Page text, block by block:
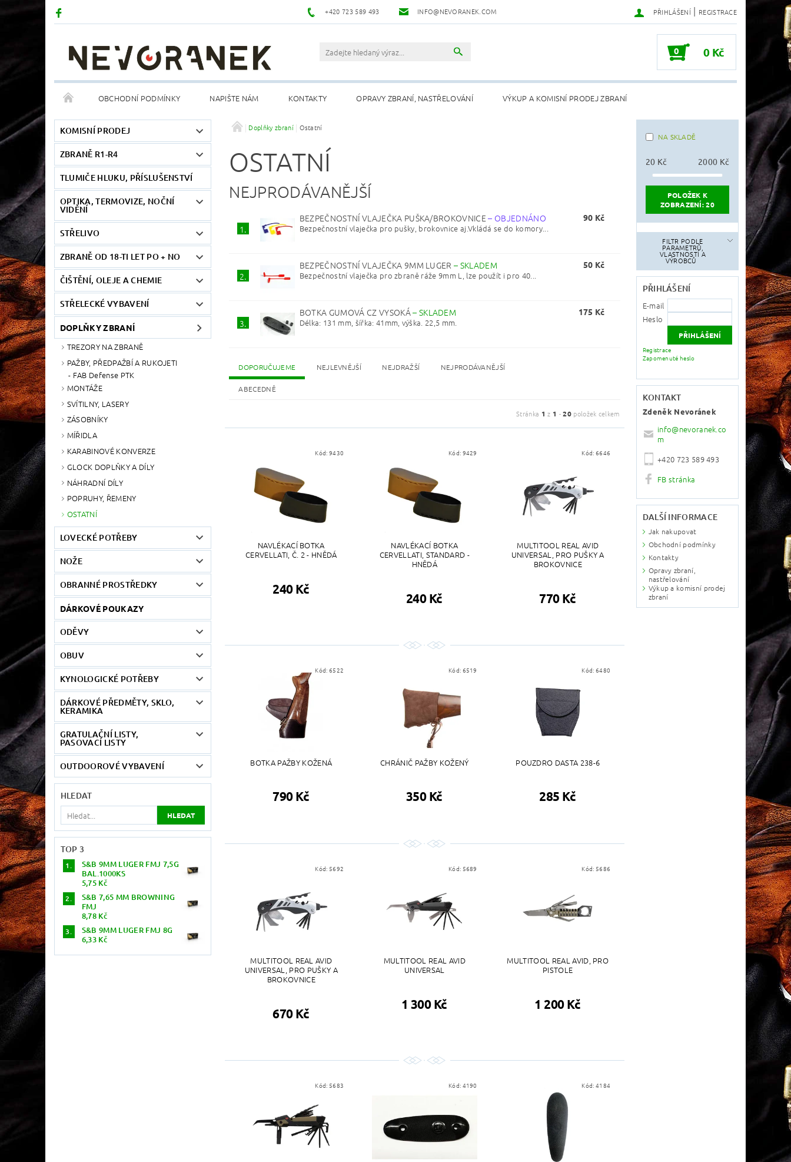
+420 723 589 493 INFO@NEVORANEK.COM PŘIHLÁŠENÍ | REGISTRACE
0 0 Kč
OBCHODNÍ PODMÍNKY NAPIŠTE NÁM KONTAKTY OPRAVY ZBRANÍ, NASTŘELOVÁNÍ VÝKUP A KOMISNÍ PRODEJ ZBRANÍ
KOMISNÍ PRODEJ
ZBRANĚ R1-R4
TLUMIČE HLUKU, PŘÍSLUŠENSTVÍ
OPTIKA, TERMOVIZE, NOČNÍ
VIDĚNÍ
STŘELIVO
ZBRANĚ OD 18-TI LET PO + NO
ČIŠTĚNÍ, OLEJE A CHEMIE
STŘELECKÉ VYBAVENÍ
DOPLŇKY ZBRANÍ
TREZORY NA ZBRANĚ
PAŽBY, PŘEDPAŽBÍ A RUKOJETI
FAB Defense PTK
MONTÁŽE
SVÍTILNY, LASERY
ZÁSOBNÍKY
MÍŘIDLA
KARABINOVÉ KONVERZE
GLOCK DOPLŇKY A DÍLY
NÁHRADNÍ DÍLY
POPRUHY, ŘEMENY
OSTATNÍ
LOVECKÉ POTŘEBY
NOŽE
OBRANNÉ PROSTŘEDKY
DÁRKOVÉ POUKAZY
ODĚVY
OBUV
KYNOLOGICKÉ POTŘEBY
DÁRKOVÉ PŘEDMĚTY, SKLO,
KERAMIKA
GRATULAČNÍ LISTY,
PASOVACÍ LISTY
OUTDOOROVÉ VYBAVENÍ
HLEDAT
TOP 3
S&B 9MM LUGER FMJ 7,5G
BAL.1000KS
5,75 Kč
S&B 7,65 MM BROWNING
FMJ
8,78 Kč
S&B 9MM LUGER FMJ 8G
6,33 Kč
Doplňky zbraní Ostatní
OSTATNÍ
NEJPRODÁVANĚJŠÍ
1.
BEZPEČNOSTNÍ VLAJEČKA PUŠKA/BROKOVNICE– OBJEDNÁNO
Bezpečnostní vlaječka pro pušky, brokovnice aj.Vkládá se do komory...
90 Kč
2.
BEZPEČNOSTNÍ VLAJEČKA 9MM LUGER– SKLADEM
Bezpečnostní vlaječka pro zbraně ráže 9mm L, lze použít i pro 40...
50 Kč
3.
BOTKA GUMOVÁ CZ VYSOKÁ– SKLADEM
Délka: 131 mm, šířka: 41mm, výška. 22,5 mm.
175 Kč
DOPORUČUJEME NEJLEVNĚJŠÍ NEJDRAŽŠÍ NEJPRODÁVANĚJŠÍ
ABECEDNĚ
Stránka 1 z 1 -20položek celkem
Kód:9430
NAVLÉKACÍ BOTKA
CERVELLATI, Č. 2 - HNĚDÁ
240 Kč
Kód: 9429
NAVLÉKACÍ BOTKA
CERVELLATI, STANDARD -
HNĚDÁ
240 Kč
Kód: 6646
MULTITOOL REAL AVID
UNIVERSAL, PRO PUŠKY A
BROKOVNICE
770 Kč
Kód:6522
BOTKA PAŽBY KOŽENÁ
790 Kč
Kód: 6519
CHRÁNIČ PAŽBY KOŽENÝ
350 Kč
Kód: 6480
POUZDRO DASTA 238-6
285 Kč
Kód: 5692
MULTITOOL REAL AVID
UNIVERSAL, PRO PUŠKY A
BROKOVNICE
670 Kč
Kód: 5689
MULTITOOL REAL AVID
UNIVERSAL
1 300 Kč
Kód: 5686
MULTITOOL REAL AVID, PRO
PISTOLE
1 200 Kč
Kód:5683 Kód: 4190 Kód: 4184
NA SKLADĚ
20 Kč 2000 Kč
POLOŽEK K
ZOBRAZENÍ:20
FILTR PODLE
PARAMETRŮ,
VLASTNOSTÍ A
VÝROBCŮ
PŘIHLÁŠENÍ
E-mail
Heslo
Registrace
Zapomenuté heslo
KONTAKT
Zdeněk Nevoránek
info@nevoranek.co
m
+420 723 589 493
FB stránka
DALŠÍ INFORMACE
Jak nakupovat
Obchodní podmínky
Kontakty
Opravy zbraní,
nastřelování
Výkup a komisní prodej
zbraní